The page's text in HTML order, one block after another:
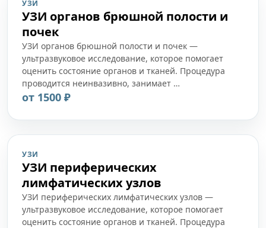
УЗИ
УЗИ органов брюшной полости и
почек
УЗИ органов брюшной полости и почек —
ультразвуковое исследование, которое помогает
оценить состояние органов и тканей. Процедура
проводится неинвазивно, занимает …
от 1500 ₽
УЗИ
УЗИ периферических
лимфатических узлов
УЗИ периферических лимфатических узлов —
ультразвуковое исследование, которое помогает
оценить состояние органов и тканей. Процедура